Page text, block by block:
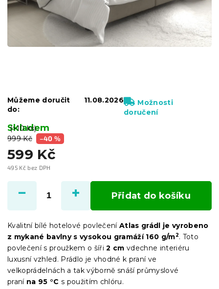
999 Kč –40 %
599 Kč
495 Kč bez DPH
cena:
Skladem
(>10 ks)
Můžeme doručit
do:
11.08.2026
Možnosti
doručení
Přidat do košíku
Kvalitní bílé hotelové povlečení Atlas grádl je vyrobeno
z mykané bavlny s vysokou gramáží 160 g/m2. Toto
povlečení s proužkem o šíři 2 cm vdechne interiéru
luxusní vzhled. Prádlo je vhodné k praní ve
velkoprádelnách a tak výborně snáší průmyslové
pranína 95 °C s použitím chlóru.